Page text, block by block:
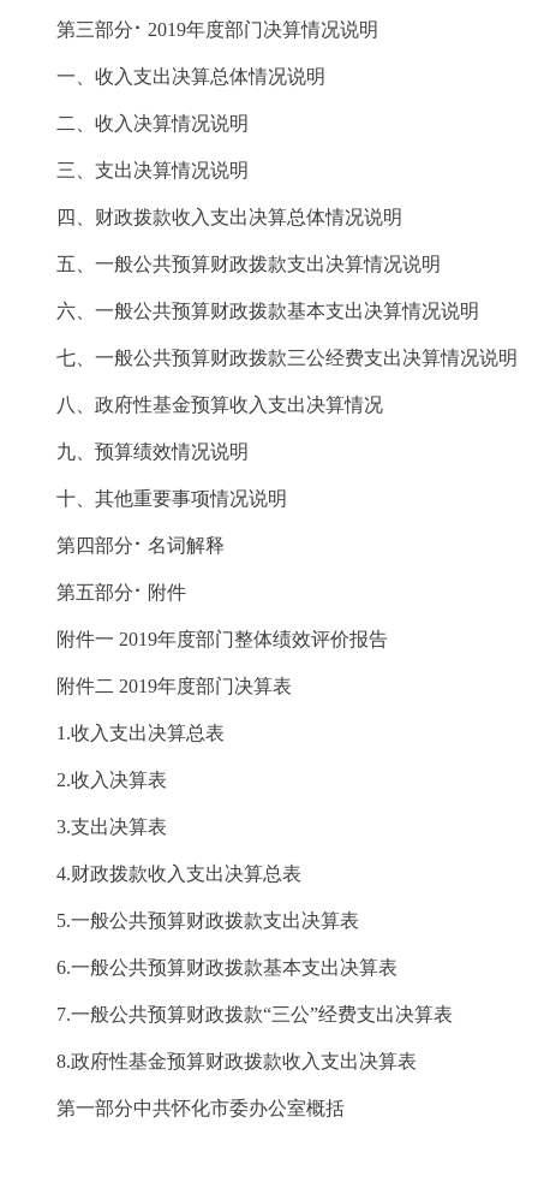
第三部分⠂2019年度部门决算情况说明
一、收入支出决算总体情况说明
二、收入决算情况说明
三、支出决算情况说明
四、财政拨款收入支出决算总体情况说明
五、一般公共预算财政拨款支出决算情况说明
六、一般公共预算财政拨款基本支出决算情况说明
七、一般公共预算财政拨款三公经费支出决算情况说明
八、政府性基金预算收入支出决算情况
九、预算绩效情况说明
十、其他重要事项情况说明
第四部分⠂名词解释
第五部分⠂附件
附件一 2019年度部门整体绩效评价报告
附件二 2019年度部门决算表
1.收入支出决算总表
2.收入决算表
3.支出决算表
4.财政拨款收入支出决算总表
5.一般公共预算财政拨款支出决算表
6.一般公共预算财政拨款基本支出决算表
7.一般公共预算财政拨款“三公”经费支出决算表
8.政府性基金预算财政拨款收入支出决算表
第一部分中共怀化市委办公室概括